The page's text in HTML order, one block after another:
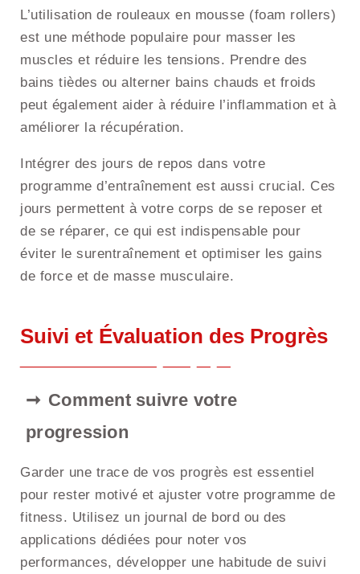
L’utilisation de rouleaux en mousse (foam rollers)
est une méthode populaire pour masser les
muscles et réduire les tensions. Prendre des
bains tièdes ou alterner bains chauds et froids
peut également aider à réduire l’inflammation et à
améliorer la récupération.
Intégrer des jours de repos dans votre
programme d’entraînement est aussi crucial. Ces
jours permettent à votre corps de se reposer et
de se réparer, ce qui est indispensable pour
éviter le surentraînement et optimiser les gains
de force et de masse musculaire.
Suivi et Évaluation des Progrès
Comment suivre votre
progression
Garder une trace de vos progrès est essentiel
pour rester motivé et ajuster votre programme de
fitness. Utilisez un journal de bord ou des
applications dédiées pour noter vos
performances, développer une habitude de suivi